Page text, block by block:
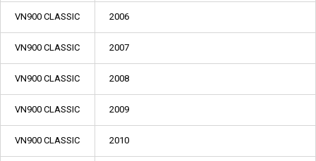
VN900 CLASSIC 2006
VN900 CLASSIC 2007
VN900 CLASSIC 2008
VN900 CLASSIC 2009
VN900 CLASSIC 2010